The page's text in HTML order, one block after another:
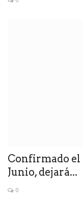
Confirmado el
Junio, dejará...
0